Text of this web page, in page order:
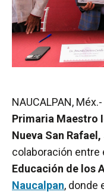
NAUCALPAN,
Primaria Maestro
Nueva San Rafael,
colaboración entre
Educación de los
Naucalpan, donde